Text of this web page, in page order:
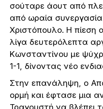
σούταρε άουτ από
από ωραία
Χριστόπουλο. Η
λίγα δευτερόλεπτα
Κωνσταντίνου με
1-1, δίνοντας νέο
Στην επανάληψη, ο
ορμή και έφτασε μια